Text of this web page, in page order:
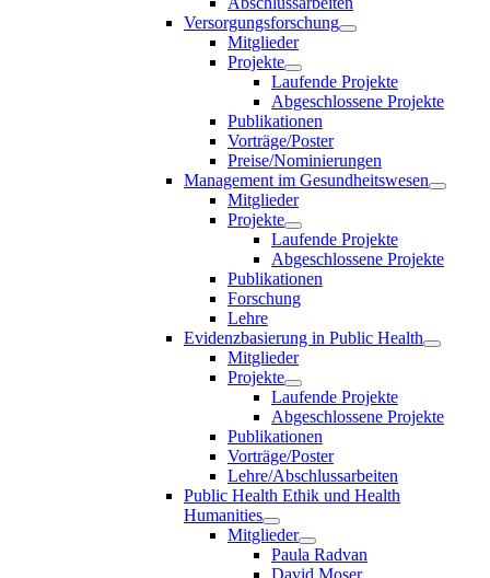
Versorgungsforschung
Mitglieder
Projekte
Laufende Projekte
Abgeschlossene Projekte
Publikationen
Vorträge/Poster
Preise/Nominierungen
Management im Gesundheitswesen
Mitglieder
Projekte
Laufende Projekte
Abgeschlossene Projekte
Publikationen
Forschung
Lehre
Evidenzbasierung in Public Health
Mitglieder
Projekte
Laufende Projekte
Abgeschlossene Projekte
Publikationen
Vorträge/Poster
Lehre/Abschlussarbeiten
Public Health Ethik und Health
Humanities
Mitglieder
Paula Radvan
David Moser